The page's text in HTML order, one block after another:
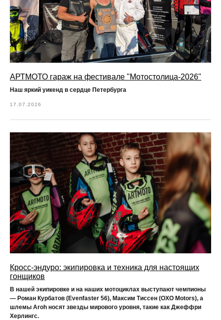
АРТМОТО гараж на фестивале "Мотостолица-2026"
Наш яркий уикенд в сердце Петербурга
17.07.2026
Кросс-эндуро: экипировка и техника для настоящих
гонщиков
В нашей экипировке и на наших мотоциклах выступают чемпионы
— Роман Курбатов (Evenfaster 56), Максим Тиссен (OXO Motors), а
шлемы Aroh носят звезды мирового уровня, такие как Джеффри
Херлингс.